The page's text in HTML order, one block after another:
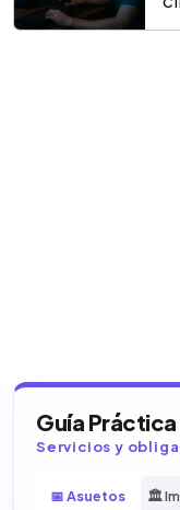
Guía
Servicios y
📅 Asuetos 🏛️